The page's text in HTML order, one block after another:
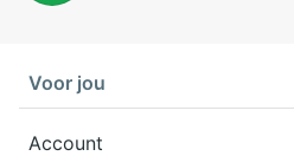
Voor jou
Account